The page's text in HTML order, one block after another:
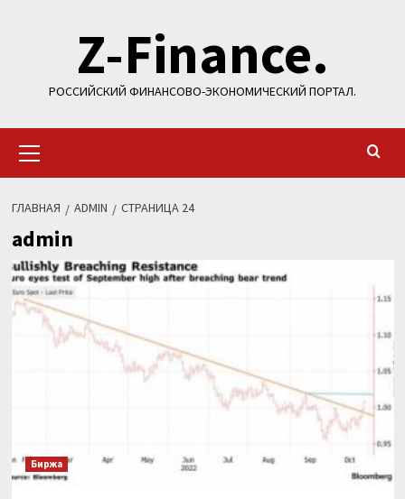
содержимомуZ-Finance.
РОССИЙСКИЙ ФИНАНСОВО-ЭКОНОМИЧЕСКИЙ ПОРТАЛ.
меню
ГЛАВНАЯ ADMIN СТРАНИЦА 24
admin
Биржа